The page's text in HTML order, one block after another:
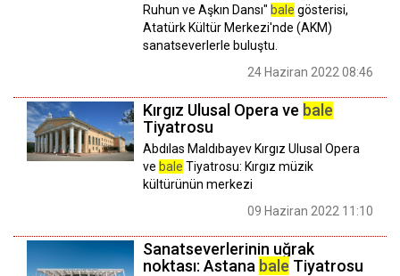
Ruhun ve Aşkın Dansı" bale gösterisi,
Atatürk Kültür Merkezi'nde (AKM)
sanatseverlerle buluştu.
24 Haziran 2022 08:46
Kırgız Ulusal Opera ve bale
Tiyatrosu
Abdılas Maldıbayev Kırgız Ulusal Opera
ve bale Tiyatrosu: Kırgız müzik
kültürünün merkezi
09 Haziran 2022 11:10
Sanatseverlerinin uğrak
noktası: Astana bale Tiyatrosu